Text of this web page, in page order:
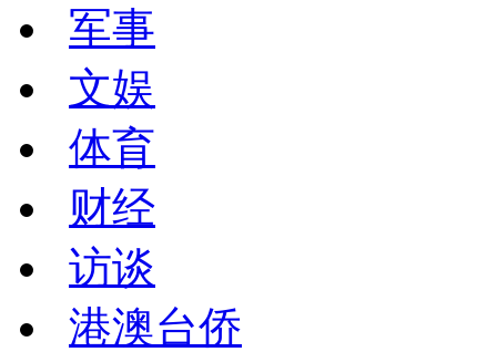
军事
文娱
体育
财经
访谈
港澳台侨